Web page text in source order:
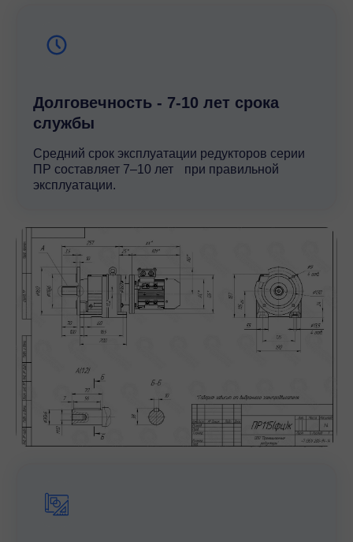
Долговечность - 7-10 лет срока
службы
Средний срок эксплуатации редукторов серии
ПР составляет 7–10 лет при правильной
эксплуатации.